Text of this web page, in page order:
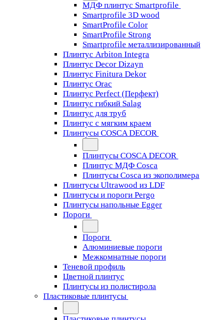
МДФ плинтус Smartprofile
Smartprofile 3D wood
SmartProfile Color
SmartProfile Strong
Smartprofile металлизированный
Плинтус Arbiton Integra
Плинтус Decor Dizayn
Плинтус Finitura Dekor
Плинтус Orac
Плинтус Perfect (Перфект)
Плинтус гибкий Salag
Плинтус для труб
Плинтус с мягким краем
Плинтусы COSCA DECOR
Плинтусы COSCA DECOR
Плинтус МДФ Cosca
Плинтусы Cosca из экополимера
Плинтусы Ultrawood из LDF
Плинтусы и пороги Pergo
Плинтусы напольные Egger
Пороги
Пороги
Алюминиевые пороги
Межкомнатные пороги
Теневой профиль
Цветной плинтус
Плинтусы из полистирола
Пластиковые плинтусы